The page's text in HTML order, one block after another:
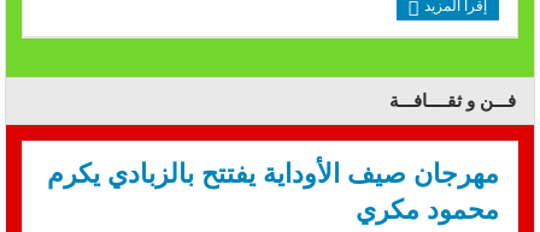
إقرأ المزيد
فـــن و ثقــــافـــة
مهرجان صيف الأوداية يفتتح بالزبادي يكرم
محمود مكري